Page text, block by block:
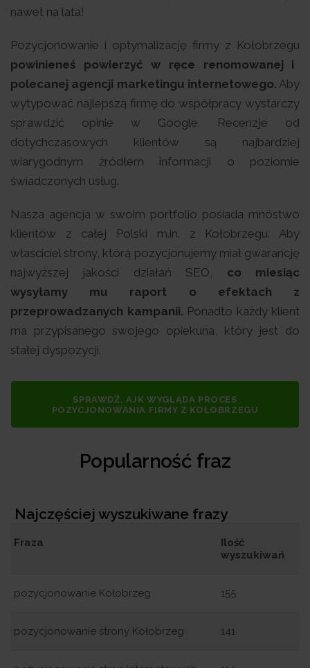
nawet na lata!
Pozycjonowanie i optymalizację firmy z Kołobrzegu
powinieneś powierzyć w ręce renomowanej i
polecanej agencji marketingu internetowego. Aby
wytypować najlepszą firmę do współpracy wystarczy
sprawdzić opinie w Google. Recenzje od
dotychczasowych klientów są najbardziej
wiarygodnym źródłem informacji o poziomie
świadczonych usług.
Nasza agencja w swoim portfolio posiada mnóstwo
klientów z całej Polski m.in. z Kołobrzegu. Aby
właściciel strony, którą pozycjonujemy miał gwarancję
najwyższej jakości działań SEO, co miesiąc
wysyłamy mu raport o efektach z
przeprowadzanych kampanii. Ponadto każdy klient
ma przypisanego swojego opiekuna, który jest do
stałej dyspozycji.
SPRAWDŹ, AJK WYGLĄDA PROCES
POZYCJONOWANIA FIRMY Z KOŁOBRZEGU
Popularność fraz
Najczęściej wyszukiwane frazy
Fraza
Ilość
wyszukiwań
pozycjonowanie Kołobrzeg 155
pozycjonowanie strony Kołobrzeg 141